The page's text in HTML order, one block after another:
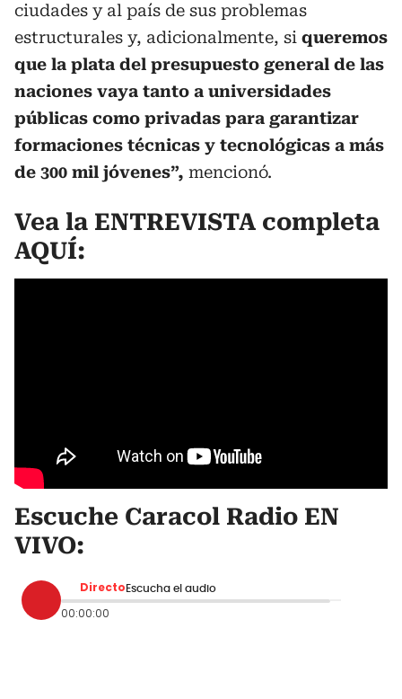
ciudades y al país de sus problemas
estructurales y, adicionalmente, si queremos
que la plata del presupuesto general de las
naciones vaya tanto a universidades
públicas como privadas para garantizar
formaciones técnicas y tecnológicas a más
de 300 mil jóvenes”, mencionó.
Vea la ENTREVISTA completa
AQUÍ:
Escuche Caracol Radio EN
VIVO:
Directo Escucha el audio
00:00:00